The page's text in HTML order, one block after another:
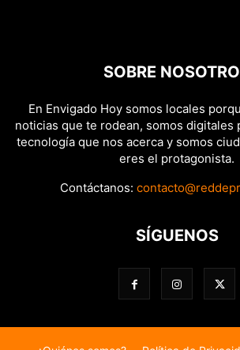
SOBRE
En Envigado Hoy somos locales
noticias que te rodean, somos digitales
tecnología que nos acerca y somos
eres el protagonista.
Contáctanos:
SÍGUENOS